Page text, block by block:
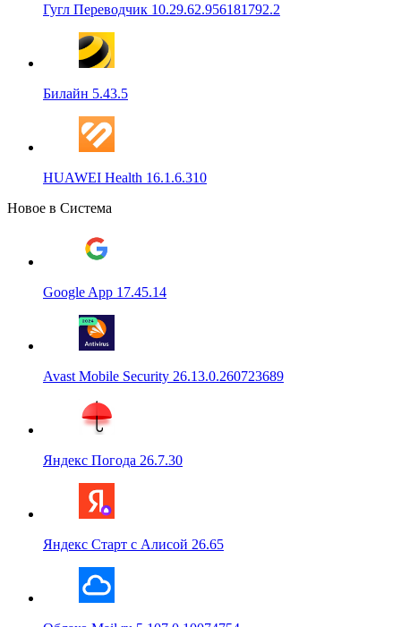
Гугл Переводчик 10.29.62.956181792.2
Билайн 5.43.5
HUAWEI Health 16.1.6.310
Новое в Система
Google App 17.45.14
Avast Mobile Security 26.13.0.260723689
Яндекс Погода 26.7.30
Яндекс Старт с Алисой 26.65